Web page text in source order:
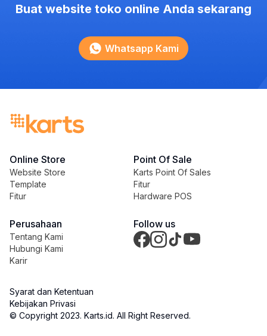
Buat website toko online Anda sekarang
Whatsapp Kami
Online Store
Website Store
Template
Fitur
Point Of Sale
Karts Point Of Sales
Fitur
Hardware POS
Perusahaan
Tentang Kami
Hubungi Kami
Karir
Follow us
Syarat dan Ketentuan
Kebijakan Privasi
© Copyright 2023. Karts.id. All Right Reserved.